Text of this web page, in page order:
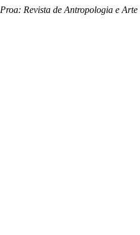
Proa: Revista de Antropologia e Arte